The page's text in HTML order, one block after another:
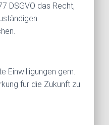
DSGVO das Recht,
Einwilligungen gem.
für die Zukunft zu